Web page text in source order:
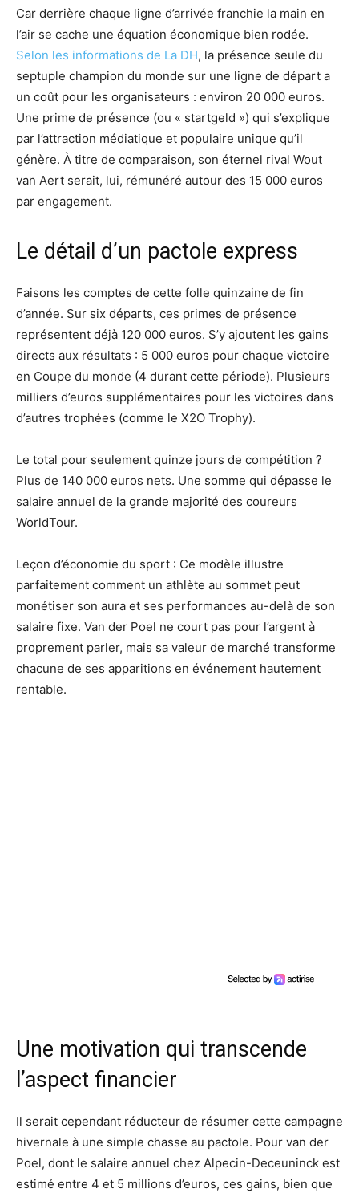
Car derrière chaque ligne d’arrivée franchie la main en
l’air se cache une équation économique bien rodée.
Selon les informations de La DH, la présence seule du
septuple champion du monde sur une ligne de départ a
un coût pour les organisateurs : environ 20 000 euros.
Une prime de présence (ou « startgeld ») qui s’explique
par l’attraction médiatique et populaire unique qu’il
génère. À titre de comparaison, son éternel rival Wout
van Aert serait, lui, rémunéré autour des 15 000 euros
par engagement.
Le détail d’un pactole express
Faisons les comptes de cette folle quinzaine de fin
d’année. Sur six départs, ces primes de présence
représentent déjà 120 000 euros. S’y ajoutent les gains
directs aux résultats : 5 000 euros pour chaque victoire
en Coupe du monde (4 durant cette période). Plusieurs
milliers d’euros supplémentaires pour les victoires dans
d’autres trophées (comme le X2O Trophy).
Le total pour seulement quinze jours de compétition ?
Plus de 140 000 euros nets. Une somme qui dépasse le
salaire annuel de la grande majorité des coureurs
WorldTour.
Leçon d’économie du sport : Ce modèle illustre
parfaitement comment un athlète au sommet peut
monétiser son aura et ses performances au-delà de son
salaire fixe. Van der Poel ne court pas pour l’argent à
proprement parler, mais sa valeur de marché transforme
chacune de ses apparitions en événement hautement
rentable.
Une motivation qui transcende
l’aspect financier
Il serait cependant réducteur de résumer cette campagne
hivernale à une simple chasse au pactole. Pour van der
Poel, dont le salaire annuel chez Alpecin-Deceuninck est
estimé entre 4 et 5 millions d’euros, ces gains, bien que